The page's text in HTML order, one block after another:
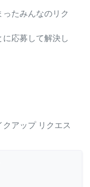
たみんなのリク
応募して解決し
クアップ リクエス